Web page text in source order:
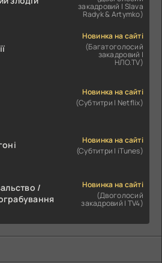
закадровий | Slava
Radyk & Artymko)
Новинка на сайті
(Багатоголосий
закадровий |
НЛО.TV)
Новинка на сайті
(Субтитри | Netflix)
Новинка на сайті
(Субтитри | iTunes)
/
Новинка на сайті
(Двоголосий
закадровий | TV4)